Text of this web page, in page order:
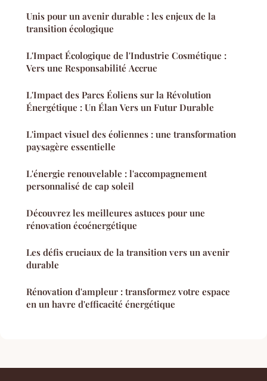
Unis pour un avenir durable : les enjeux de la
transition écologique
L'Impact Écologique de l'Industrie Cosmétique :
Vers une Responsabilité Accrue
L'Impact des Parcs Éoliens sur la Révolution
Énergétique : Un Élan Vers un Futur Durable
L'impact visuel des éoliennes : une transformation
paysagère essentielle
L'énergie renouvelable : l'accompagnement
personnalisé de cap soleil
Découvrez les meilleures astuces pour une
rénovation écoénergétique
Les défis cruciaux de la transition vers un avenir
durable
Rénovation d'ampleur : transformez votre espace
en un havre d'efficacité énergétique